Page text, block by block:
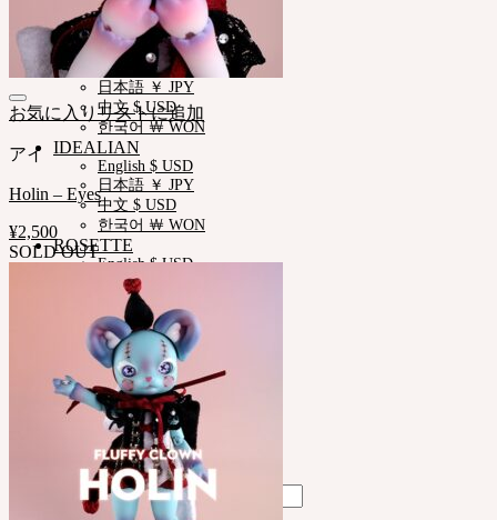
中文 $ USD
한국어 ￦ WON
NEOR
English $ USD
日本語 ￥ JPY
中文 $ USD
한국어 ￦ WON
IDEALIAN
English $ USD
日本語 ￥ JPY
中文 $ USD
한국어 ￦ WON
ROSETTE
English $ USD
English € EUR
日本語 ￥ JPY
中文 $ USD
한국어 ￦ WON
LILA
English $ USD
English € EUR
日本語 ￥ JPY
中文 $ USD
한국어 ￦ WON
Search
for:
お気に入りリストに追加
アイ
Holin – Eyes
¥2,500
SOLD OUT